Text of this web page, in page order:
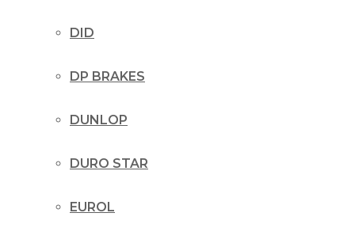
DID
DP BRAKES
DUNLOP
DURO STAR
EUROL